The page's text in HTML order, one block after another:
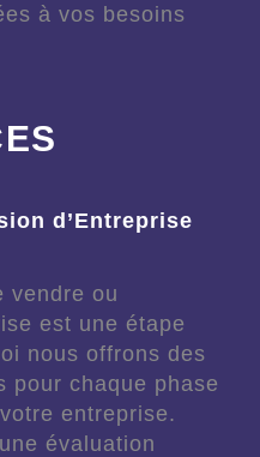
à vos besoins
d’Entreprise
vendre ou
est une étape
nous offrons des
pour chaque phase
entreprise.
évaluation